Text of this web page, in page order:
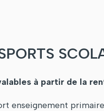
à partir de la
enseignement